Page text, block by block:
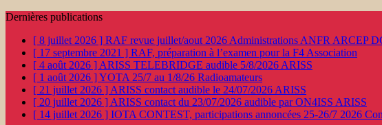
Dernières publications
[ 8 juillet 2026 ] RAF revue juillet/aout 2026 Administrations ANFR ARCEP
[ 17 septembre 2021 ] RAF, préparation à l’examen pour la F4 Association
[ 4 août 2026 ] ARISS TELEBRIDGE audible 5/8/2026 ARISS
[ 1 août 2026 ]YOTA 25/7 au 1/8/26 Radioamateurs
[ 21 juillet 2026 ] ARISS contact audible le 24/07/2026 ARISS
[ 20 juillet 2026 ] ARISS contact du 23/07/2026 audible par ON4ISS ARISS
[ 14 juillet 2026 ] IOTA CONTEST, participations annoncées 25-26/7 2026